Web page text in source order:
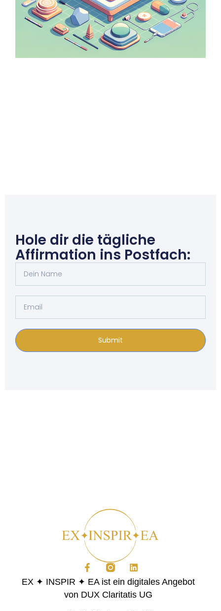
Hole dir die tägliche
Affirmation ins Postfach:
Submit
EX ✦ INSPIR ✦ EA ist ein digitales Angebot
von DUX Claritatis UG